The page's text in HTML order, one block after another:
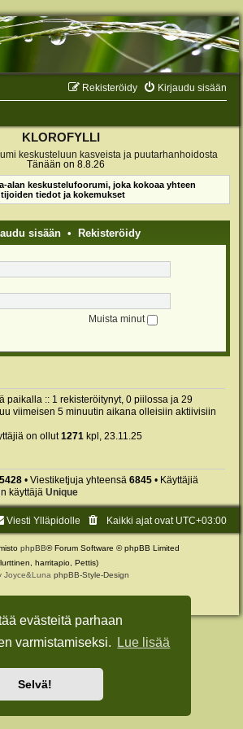
evästeitä parhaan
varmistamiseksi.
Lue lisää
Selvä!
Kirjaudu sisään
Rekisteröidy
KLOROFYLLI
keskusteluun kasveista ja puutarhanhoidosta
Tänään on 8.8.26
alan keskustelufoorumi, joka kokoaa yhteen
tiedot ja kokemukset
sisään• Rekisteröidy
Muista minut
paikalla :: 1 rekisteröitynyt, 0 piilossa ja 29
viimeisen 5 minuutin aikana olleisiin aktiivisiin
on ollut1271 kpl, 23.11.25
• Viestiketjuja yhteensä 6845 • Käyttäjiä
käyttäjä Unique
Kaikki ajat ovat UTC+03:00
Viesti Ylläpidolle
phpBB® Forum Software © phpBB Limited
harritapio, Pettis)
Joyce&Luna phpBB-Style-Design